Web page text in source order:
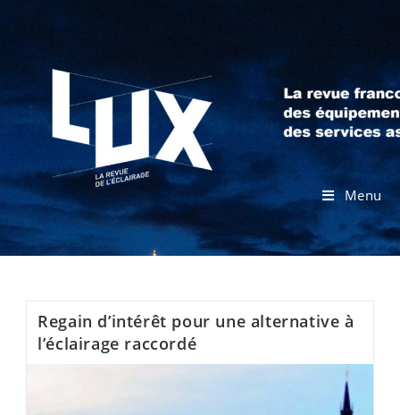
Menu
Regain d’intérêt pour une alternative à
l’éclairage raccordé